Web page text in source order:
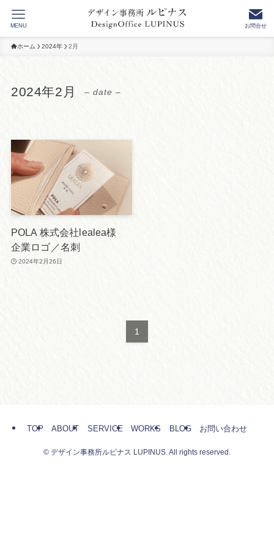
お問合せ
MENU
ホーム 2024年 2月
2024年2月 – date –
POLA 株式会社lealea様
企業ロゴ／名刺
2024年2月26日
1
TOP ABOUT SERVICE WORKS BLOG お問い合わせ
© デザイン事務所ルピナス LUPINUS. All rights reserved.